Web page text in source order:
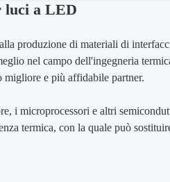
luci a LED
produzione di materiali di
nel campo dell'ingegneria
migliore e più affidabile partner.
i microprocessori e altri
termica, con la quale può